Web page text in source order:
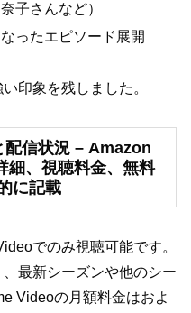
子さんなど）
ったエピソード展開
印象を残しました。
配信状況 – Amazon
細、視聴料金、無料
に記載
でのみ視聴可能です。
最新シーズンや他のシー
Videoの月額料金はおよ